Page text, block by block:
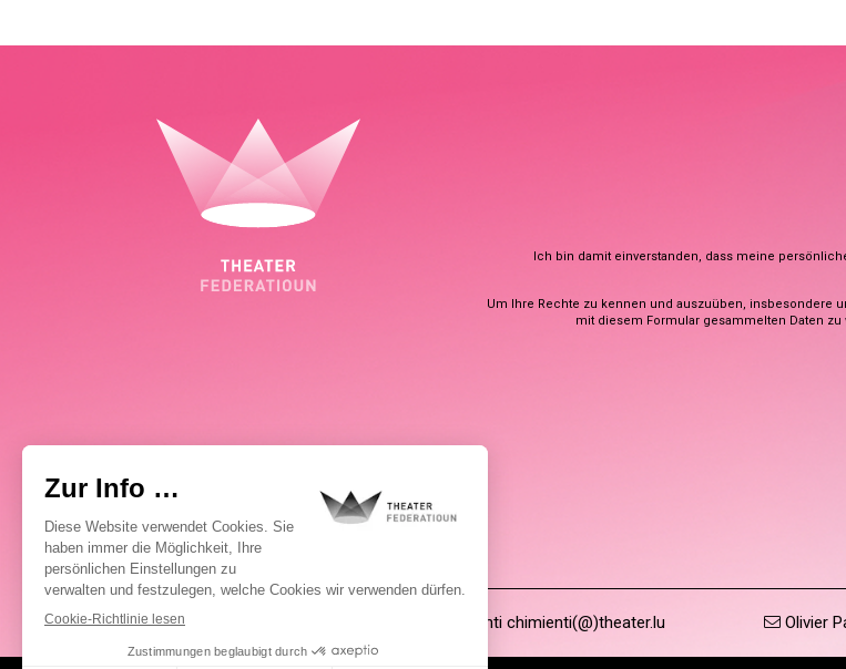
Ich bin damit einverstanden, dass meine
Um Ihre Rechte zu kennen und auszuüben, insbesondere
mit diesem Formular gesammelten Daten
(00352) 2648 0946 Pablo Chimienti chimienti(@)theater.lu Olivier